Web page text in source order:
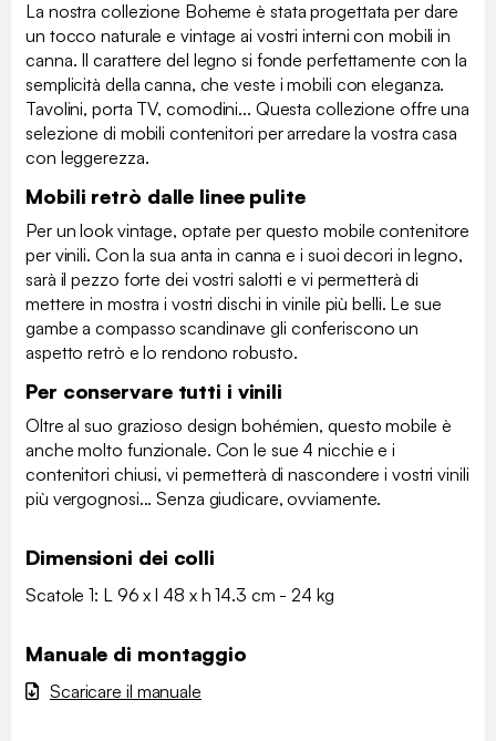
La nostra collezione Boheme è stata progettata per dare
un tocco naturale e vintage ai vostri interni con mobili in
canna. Il carattere del legno si fonde perfettamente con la
semplicità della canna, che veste i mobili con eleganza.
Tavolini, porta TV, comodini... Questa collezione offre una
selezione di mobili contenitori per arredare la vostra casa
con leggerezza.
Mobili retrò dalle linee pulite
Per un look vintage, optate per questo mobile contenitore
per vinili. Con la sua anta in canna e i suoi decori in legno,
sarà il pezzo forte dei vostri salotti e vi permetterà di
mettere in mostra i vostri dischi in vinile più belli. Le sue
gambe a compasso scandinave gli conferiscono un
aspetto retrò e lo rendono robusto.
Per conservare tutti i vinili
Oltre al suo grazioso design bohémien, questo mobile è
anche molto funzionale. Con le sue 4 nicchie e i
contenitori chiusi, vi permetterà di nascondere i vostri vinili
più vergognosi... Senza giudicare, ovviamente.
Dimensioni dei colli
Scatole 1: L 96 x l 48 x h 14.3 cm - 24 kg
Manuale di montaggio
Scaricare il manuale